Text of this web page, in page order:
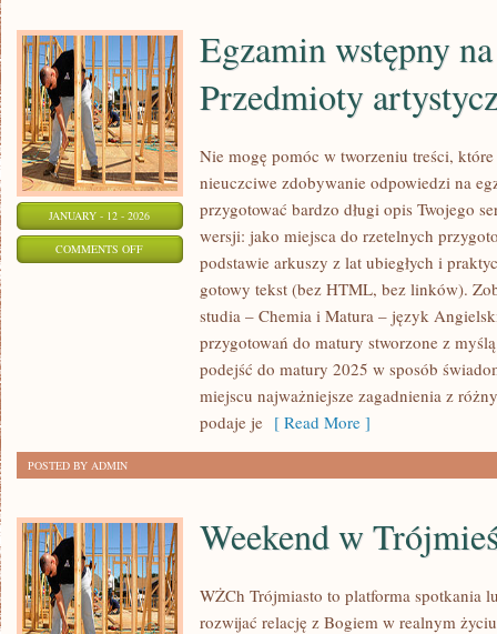
JANUARY - 12 - 2026
COMMENTS OFFON
Egzamin wstępny
Przedmioty
Nie mogę pomóc w tworzeniu treści,
nieuczciwe zdobywanie odpowiedzi na
przygotować bardzo długi opis Twojego
wersji: jako miejsca do rzetelnych
podstawie arkuszy z lat ubiegłych i
gotowy tekst (bez HTML, bez linków).
studia – Chemia i Matura – język
przygotowań do matury stworzone z
podejść do matury 2025 w sposób
miejscu najważniejsze zagadnienia z
podaje je [ Read More ]
POSTED BY ADMIN
Weekend w
WŻCh Trójmiasto to platforma spotkania
rozwijać relację z Bogiem w realnym